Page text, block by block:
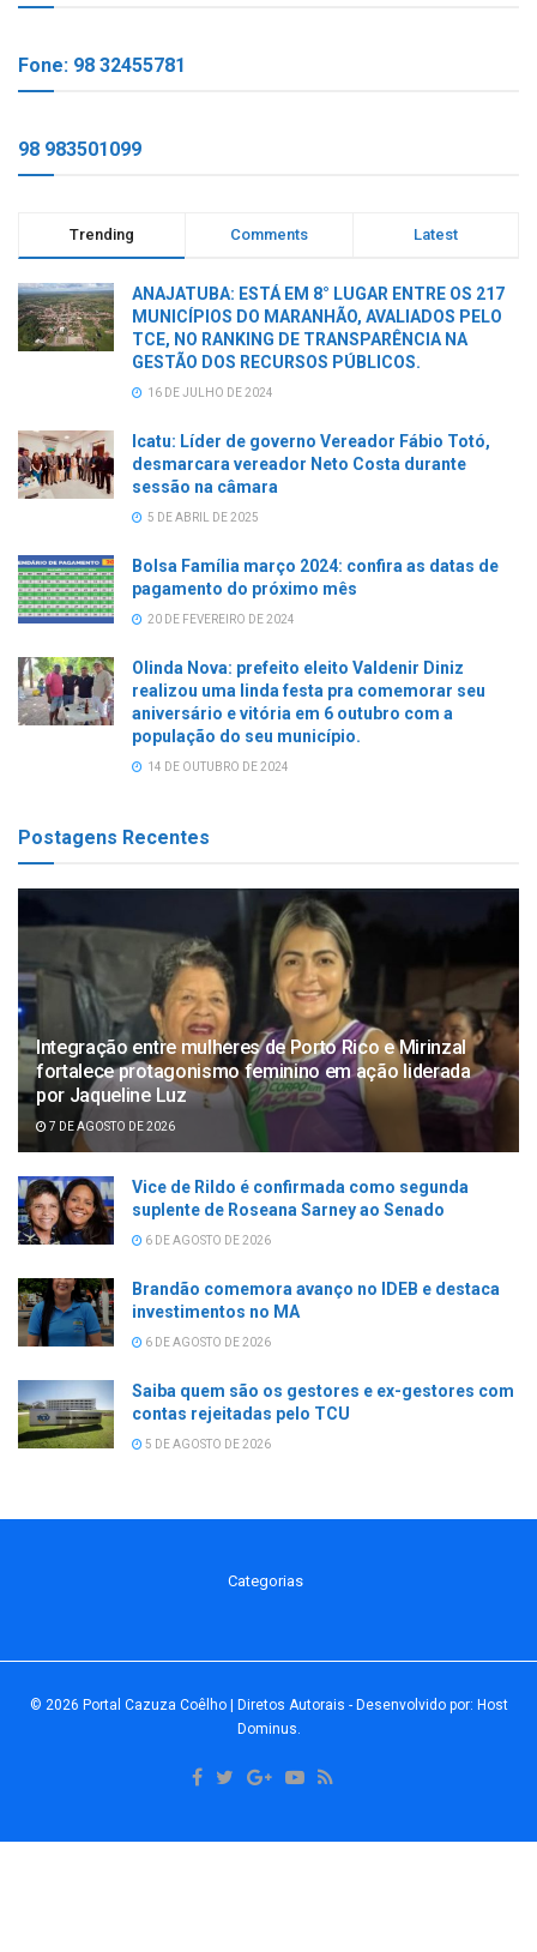
Fone: 98 32455781
98 983501099
Trending Comments Latest
ANAJATUBA: ESTÁ EM 8° LUGAR ENTRE OS 217
MUNICÍPIOS DO MARANHÃO, AVALIADOS PELO
TCE, NO RANKING DE TRANSPARÊNCIA NA
GESTÃO DOS RECURSOS PÚBLICOS.
16 DE JULHO DE 2024
Icatu: Líder de governo Vereador Fábio Totó,
desmarcara vereador Neto Costa durante
sessão na câmara
5 DE ABRIL DE 2025
Bolsa Família março 2024: confira as datas de
pagamento do próximo mês
20 DE FEVEREIRO DE 2024
Olinda Nova: prefeito eleito Valdenir Diniz
realizou uma linda festa pra comemorar seu
aniversário e vitória em 6 outubro com a
população do seu município.
14 DE OUTUBRO DE 2024
Postagens Recentes
Integração entre mulheres de Porto Rico e Mirinzal
fortalece protagonismo feminino em ação liderada
por Jaqueline Luz
7 DE AGOSTO DE 2026
Vice de Rildo é confirmada como segunda
suplente de Roseana Sarney ao Senado
6 DE AGOSTO DE 2026
Brandão comemora avanço no IDEB e destaca
investimentos no MA
6 DE AGOSTO DE 2026
Saiba quem são os gestores e ex-gestores com
contas rejeitadas pelo TCU
5 DE AGOSTO DE 2026
Categorias
© 2026 Portal Cazuza Coêlho | Diretos Autorais - Desenvolvido por: Host
Dominus.